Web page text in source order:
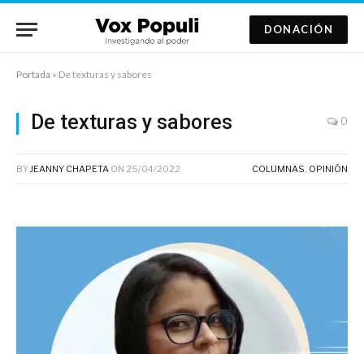
DONACIÓN
Portada » De texturas y sabores
De texturas y sabores 0
BYJEANNY CHAPETA ON 25/04/2022 COLUMNAS, OPINIÓN